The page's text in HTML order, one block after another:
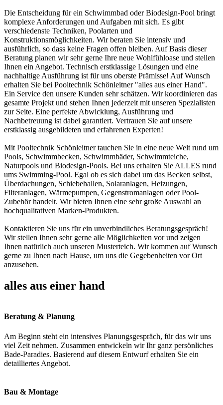
Die Entscheidung für ein Schwimmbad oder Biodesign-Pool bringt
komplexe Anforderungen und Aufgaben mit sich. Es gibt
verschiedenste Techniken, Poolarten und
Konstruktionsmöglichkeiten. Wir beraten Sie intensiv und
ausführlich, so dass keine Fragen offen bleiben. Auf Basis dieser
Beratung planen wir sehr gerne Ihre neue Wohlfühloase und stellen
Ihnen ein Angebot. Technisch erstklassige Lösungen und eine
nachhaltige Ausführung ist für uns oberste Prämisse! Auf Wunsch
erhalten Sie bei Pooltechnik Schönleitner "alles aus einer Hand".
Ein Service den unsere Kunden sehr schätzen. Wir koordinieren das
gesamte Projekt und stehen Ihnen jederzeit mit unseren Spezialisten
zur Seite. Eine perfekte Abwicklung, Ausführung und
Nachbetreuung ist dabei garantiert. Vertrauen Sie auf unsere
erstklassig ausgebildeten und erfahrenen Experten!
Mit Pooltechnik Schönleitner tauchen Sie in eine neue Welt rund um
Pools, Schwimmbecken, Schwimmbäder, Schwimmteiche,
Naturpools und Biodesign-Pools. Bei uns erhalten Sie ALLES rund
ums Swimming-Pool. Egal ob es sich dabei um das Becken selbst,
Überdachungen, Schiebehallen, Solaranlagen, Heizungen,
Filteranlagen, Wärmepumpen, Gegenstromanlagen oder Pool-
Zubehör handelt. Wir bieten Ihnen eine sehr große Auswahl an
hochqualitativen Marken-Produkten.
Kontaktieren Sie uns für ein unverbindliches Beratungsgespräch!
Wir stellen Ihnen sehr gerne alle Möglichkeiten vor und zeigen
Ihnen natürlich auch unseren Musterteich. Wir kommen auf Wunsch
gerne zu Ihnen nach Hause, um uns die Gegebenheiten vor Ort
anzusehen.
alles aus einer hand
Beratung & Planung
Am Beginn steht ein intensives Planungsgespräch, für das wir uns
viel Zeit nehmen. Zusammen entwickeln wir Ihr ganz persönliches
Bade-Paradies. Basierend auf diesem Entwurf erhalten Sie ein
detailliertes Angebot.
Bau & Montage